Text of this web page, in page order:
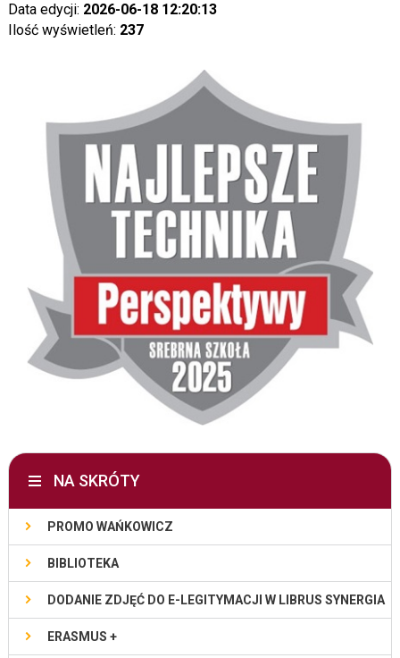
Data edycji: 2026-06-18 12:20:13
Ilość wyświetleń: 237
NA SKRÓTY
PROMO WAŃKOWICZ
BIBLIOTEKA
DODANIE ZDJĘĆ DO E-LEGITYMACJI W LIBRUS SYNERGIA
ERASMUS +